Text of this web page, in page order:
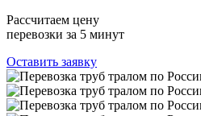
Рассчитаем цену
перевозки за 5 минут
Оставить заявку